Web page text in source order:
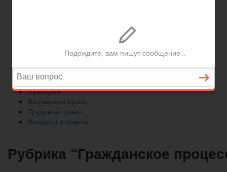
Автомобильное право
Субсидии
Бюджетное право
Трудовое право
Вопросы и ответы
Рубрика “Гражданское